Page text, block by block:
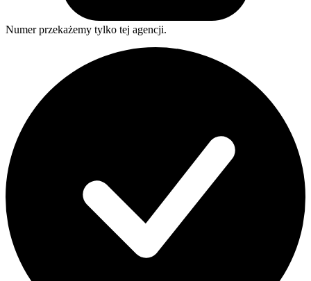
Numer przekażemy tylko tej agencji.